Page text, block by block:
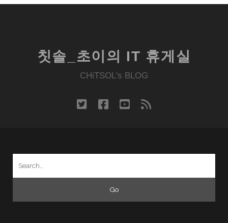
칫솔_초이의 IT 휴게실
CHiTSOL's BLOG
twitter facebook
youtube
rss